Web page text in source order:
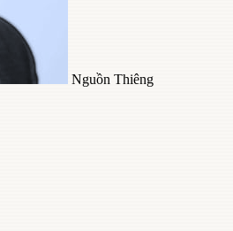
Nguồn Thiêng